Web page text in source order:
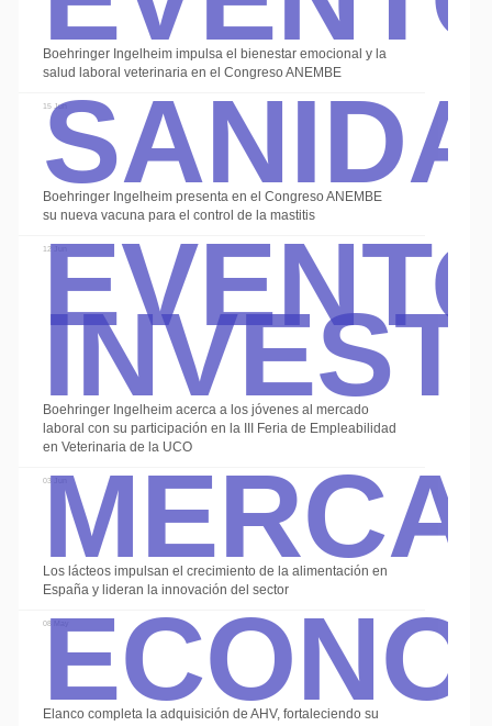
Boehringer Ingelheim impulsa el bienestar emocional y la
salud laboral veterinaria en el Congreso ANEMBE
15 Jun
Boehringer Ingelheim presenta en el Congreso ANEMBE
su nueva vacuna para el control de la mastitis
12 Jun
Boehringer Ingelheim acerca a los jóvenes al mercado
laboral con su participación en la III Feria de Empleabilidad
en Veterinaria de la UCO
03 Jun
Los lácteos impulsan el crecimiento de la alimentación en
España y lideran la innovación del sector
08 May
Elanco completa la adquisición de AHV, fortaleciendo su